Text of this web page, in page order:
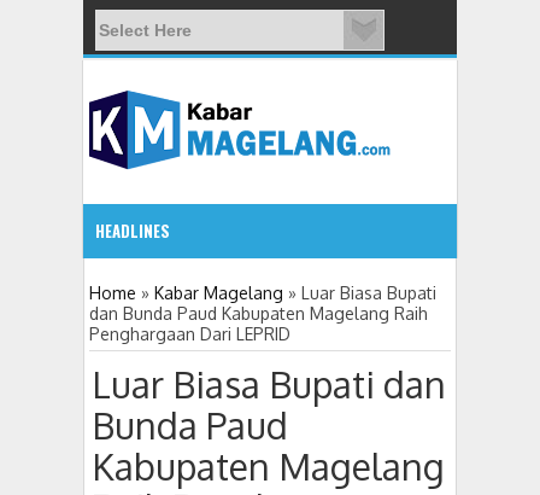
HEADLINES
5:23 PM
Puluhan Warga Wonogiri Kajoran Datangi Kejari
Home » Kabar Magelang » Luar Biasa Bupati
dan Bunda Paud Kabupaten Magelang Raih
Penghargaan Dari LEPRID
Luar Biasa Bupati dan
Bunda Paud
Kabupaten Magelang